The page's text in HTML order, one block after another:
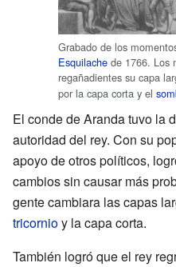
Grabado de los
Esquilache de 1766. Los
regañadientes su capa
por la capa corta y el
El conde de Aranda tuvo la
autoridad del rey. Con su
apoyo de otros políticos,
cambios sin causar más
gente cambiara las capas
tricornioy la capa corta.
También logró que el rey